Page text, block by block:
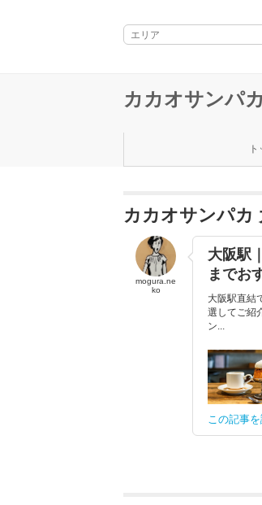
カカオサンパ
カカオサンパカ
mogura.ne
ko
大阪駅
までお
大阪駅直結
選してご紹
ン...
この記事